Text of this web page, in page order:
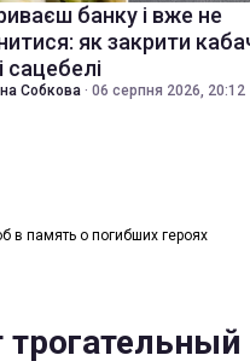
банку і вже не
як закрити
сацебелі
Собкова · 06 серпня 2026, 20:12
в память о погибших героях